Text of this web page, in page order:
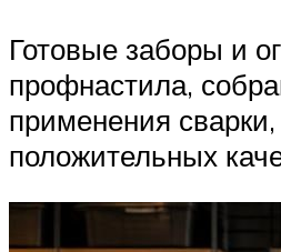
Готовые заборы и
профнастила,
применения
положительных